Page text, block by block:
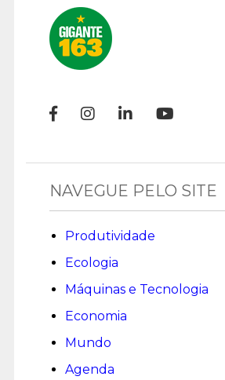
NAVEGUE PELO SITE
Produtividade
Ecologia
Máquinas e Tecnologia
Economia
Mundo
Agenda